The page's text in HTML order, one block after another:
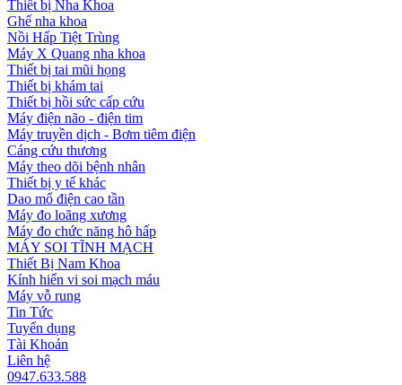
Thiết bị Nha Khoa
Ghế nha khoa
Nồi Hấp Tiệt Trùng
Máy X Quang nha khoa
Thiết bị tai mũi họng
Thiết bị khám tai
Thiết bị hồi sức cấp cứu
Máy điện não - điện tim
Máy truyền dịch - Bơm tiêm điện
Cáng cứu thương
Máy theo dõi bệnh nhân
Thiết bị y tế khác
Dao mổ điện cao tần
Máy đo loãng xương
Máy đo chức năng hô hấp
MÁY SOI TĨNH MẠCH
Thiết Bị Nam Khoa
Kính hiển vi soi mạch máu
Máy vỗ rung
Tin Tức
Tuyển dụng
Tài Khoản
Liên hệ
0947.633.588